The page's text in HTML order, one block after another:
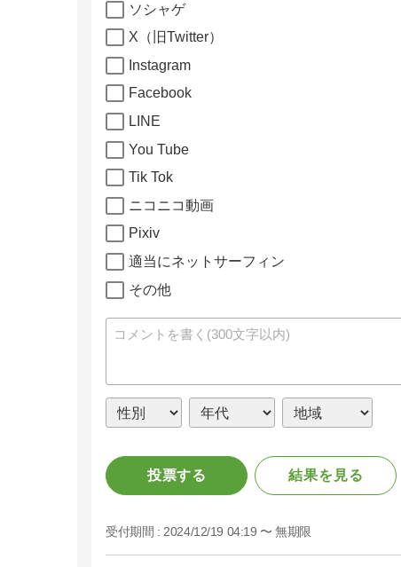
ソシャゲ
X（旧Twitter）
Instagram
Facebook
LINE
You Tube
Tik Tok
ニコニコ動画
Pixiv
適当にネットサーフィン
その他
投票する 結果を見る
受付期間 : 2024/12/19 04:19 〜 無期限